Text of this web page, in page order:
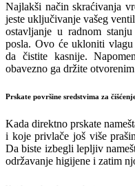
Najlakši način skraćivanja
jeste uključivanje vašeg
ostavljanje u radnom
posla. Ovo će ukloniti
da čistite kasnije.
obavezno ga držite
Prskate površine sredstvima za
Kada direktno prskate
i koje privlače još više
Da biste izbegli lepljiv
održavanje higijene i zatim